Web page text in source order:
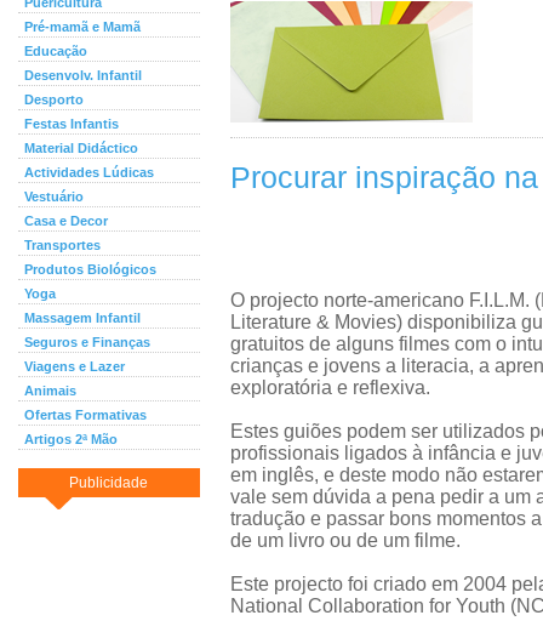
Pré-mamã e Mamã
Educação
Desenvolv. Infantil
Desporto
Festas Infantis
Material Didáctico
Actividades Lúdicas
Vestuário
Casa e Decor
Transportes
Produtos Biológicos
Yoga
Massagem Infantil
Seguros e Finanças
Viagens e Lazer
Animais
Ofertas Formativas
Artigos 2ª Mão
Publicidade
Procurar inspiração
O projecto norte-americano F.I.L.M.
Literature & Movies) disponibiliza
gratuitos de alguns filmes com o
crianças e jovens a literacia, a
exploratória e reflexiva.
Estes guiões podem ser utilizados
profissionais ligados à infância e
em inglês, e deste modo não
vale sem dúvida a pena pedir a um
tradução e passar bons momentos
de um livro ou de um filme.
Este projecto foi criado em 2004
National Collaboration for Youth